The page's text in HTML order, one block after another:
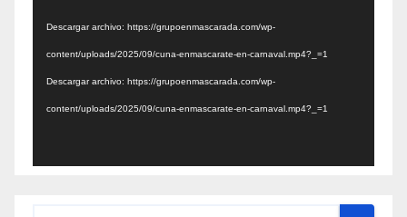
Descargar archivo: https://grupoenmascarada.com/wp-
content/uploads/2025/09/cuna-enmascarate-en-carnaval.mp4?_=1
Descargar archivo: https://grupoenmascarada.com/wp-
content/uploads/2025/09/cuna-enmascarate-en-carnaval.mp4?_=1